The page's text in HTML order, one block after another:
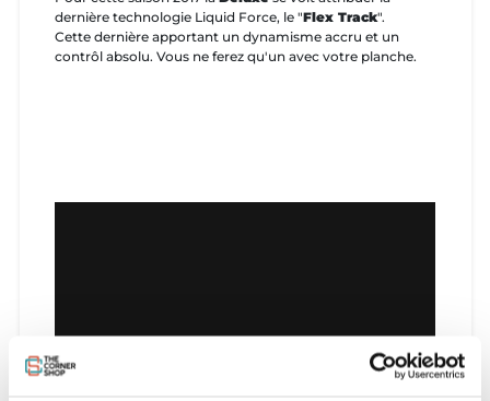
dernière technologie Liquid Force, le "Flex Track".
Cette dernière apportant un dynamisme accru et un
contrôl absolu. Vous ne ferez qu'un avec votre planche.